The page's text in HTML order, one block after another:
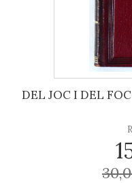
DEL JOC I DEL